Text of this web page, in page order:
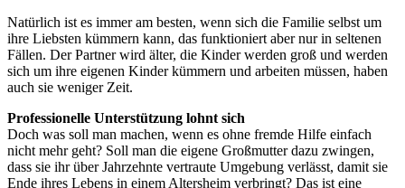
Natürlich ist es immer am besten, wenn sich die Familie selbst um
ihre Liebsten kümmern kann, das funktioniert aber nur in seltenen
Fällen. Der Partner wird älter, die Kinder werden groß und werden
sich um ihre eigenen Kinder kümmern und arbeiten müssen, haben
auch sie weniger Zeit.
Professionelle Unterstützung lohnt sich
Doch was soll man machen, wenn es ohne fremde Hilfe einfach
nicht mehr geht? Soll man die eigene Großmutter dazu zwingen,
dass sie ihr über Jahrzehnte vertraute Umgebung verlässt, damit sie
Ende ihres Lebens in einem Altersheim verbringt? Das ist eine